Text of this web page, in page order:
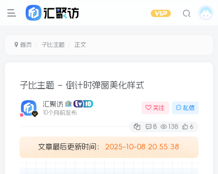
首页 子比主题 正文
子比主题 – 倒计时弹窗美化样式
汇聚访
10个月前发布
关注 私信
8 138 6
文章最后更新时间： 2025-10-08 20:55:38